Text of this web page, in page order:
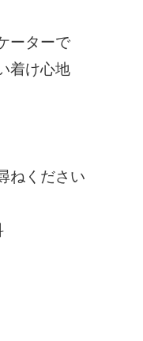
ーターで
着け心地
ねください